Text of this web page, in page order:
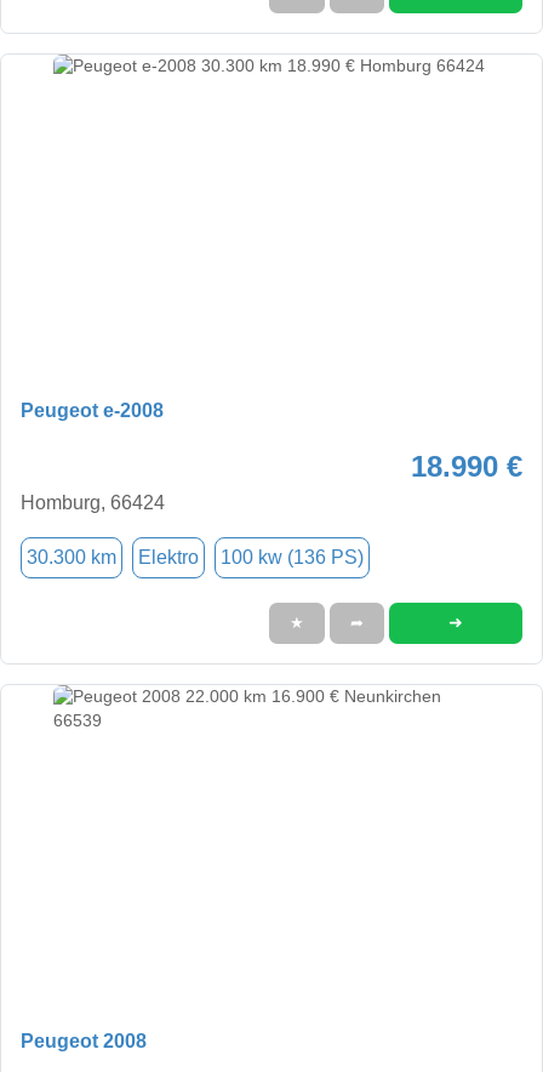
Peugeot e-2008
18.990 €
Homburg, 66424
30.300 km Elektro 100 kw (136 PS)
★ ➦ ➜
Peugeot 2008